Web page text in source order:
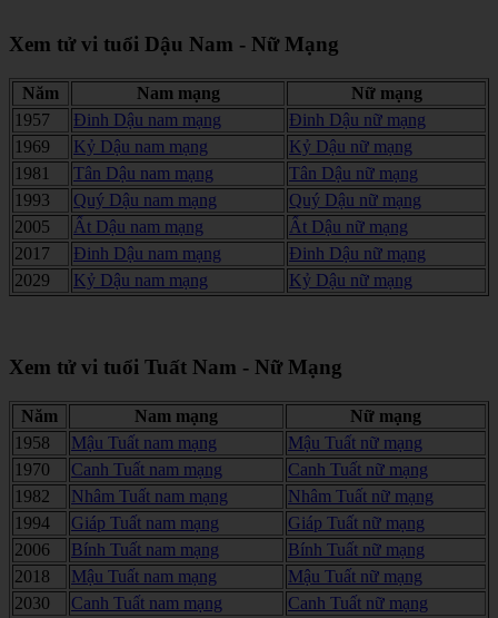
Xem tử vi tuổi Dậu Nam - Nữ Mạng
Năm Nam mạng
Nữ mạng
1957
Đinh Dậu nam mạng
Đinh Dậu nữ mạng
1969
Kỷ Dậu nam mạng
Kỷ Dậu nữ mạng
1981
Tân Dậu nam mạng
Tân Dậu nữ mạng
1993
Quý Dậu nam mạng
Quý Dậu nữ mạng
2005
Ất Dậu nam mạng
Ất Dậu nữ mạng
2017
Đinh Dậu nam mạng
Đinh Dậu nữ mạng
2029
Kỷ Dậu nam mạng Kỷ Dậu nữ mạng
Xem tử vi tuổi Tuất Nam - Nữ Mạng
Năm Nam mạng
Nữ mạng
1958
Mậu Tuất nam mạng
Mậu Tuất nữ mạng
1970
Canh Tuất nam mạng
Canh Tuất nữ mạng
1982
Nhâm Tuất nam mạng
Nhâm Tuất nữ mạng
1994
Giáp Tuất nam mạng
Giáp Tuất nữ mạng
2006
Bính Tuất nam mạng
Bính Tuất nữ mạng
2018
Mậu Tuất nam mạng
Mậu Tuất nữ mạng
2030
Canh Tuất nam mạng Canh Tuất nữ mạng